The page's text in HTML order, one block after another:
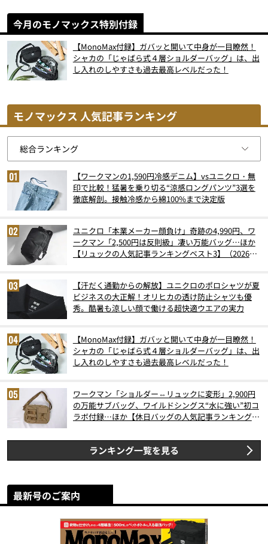
今月のモノマックス特別付録
【MonoMax付録】ガバッと開いて中身が一目瞭然！
シャカの「じゃばら式４層ショルダーバッグ」は、出
し入れのしやすさも過去最高レベルだった！
モノマックス 人気記事ランキング
【ワークマンの1,590円冷感デニム】vsユニクロ・無
印で比較！猛暑を乗り切る“涼感ロングパンツ”3選を
徹底解剖。接触冷感から綿100%まで決定版
ユニクロ「本業メーカー顔負け」奇跡の4,990円、ワ
ークマン「2,500円は反則級」凄い万能バッグ…ほか
【リュックの人気記事ランキングベスト3】（2026年
【汗だく通勤からの解放】ユニクロのポロシャツが夏
ビジネスの大正解！オリヒカの透け防止シャツも優
秀。酷暑も涼しい顔で働ける超快適ウエアの実力
【MonoMax付録】ガバッと開いて中身が一目瞭然！
シャカの「じゃばら式４層ショルダーバッグ」は、出
し入れのしやすさも過去最高レベルだった！
ワークマン「ショルダー⇔リュックに変形」2,900円
の万能サブバッグ、ワイルドシングス“水に強い”初コ
ラボ付録…ほか【休日バッグの人気記事ランキングベ
ランキング一覧を見る
最新号のご案内